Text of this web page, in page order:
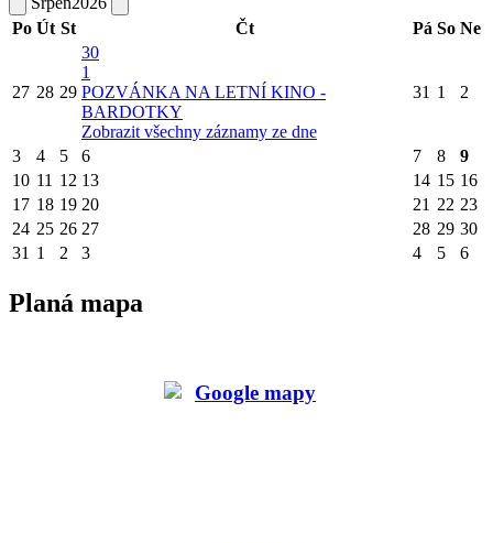
Po Út St Čt Pá So Ne
27 28 29
30
1
POZVÁNKA NA LETNÍ KINO -
BARDOTKY
Zobrazit všechny záznamy ze dne
31 1 2
3 4 5 6 7 8
9
10 11 12 13 14 15 16
17 18 19 20 21 22 23
24 25 26 27 28 29 30
31 1 2 3 4 5 6
Planá mapa